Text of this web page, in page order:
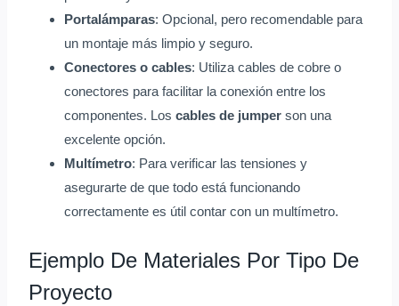
Portalámparas: Opcional, pero recomendable para
un montaje más limpio y seguro.
Conectores o cables: Utiliza cables de cobre o
conectores para facilitar la conexión entre los
componentes. Los cables de jumper son una
excelente opción.
Multímetro: Para verificar las tensiones y
asegurarte de que todo está funcionando
correctamente es útil contar con un multímetro.
Ejemplo De Materiales Por Tipo De
Proyecto